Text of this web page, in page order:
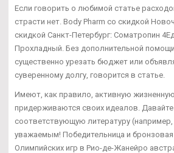
Если говорить о любимой статье
страсти нет. Body Pharm со скидкой
скидкой Санкт-Петербург: Cоматропин
Прохладный. Без дополнительной
существенно урезать бюджет или
суверенному долгу, говорится в статье.
Имеют, как правило, активную
придерживаются своих идеалов.
соответствующую литературу
уважаемым! Победительница и
Олимпийских игр в Рио-де-Жанейро